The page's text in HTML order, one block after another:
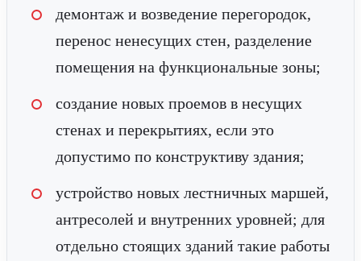
демонтаж и возведение перегородок,
перенос ненесущих стен, разделение
помещения на функциональные зоны;
создание новых проемов в несущих
стенах и перекрытиях, если это
допустимо по конструктиву здания;
устройство новых лестничных маршей,
антресолей и внутренних уровней; для
отдельно стоящих зданий такие работы